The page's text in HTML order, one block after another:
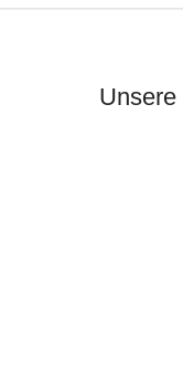
Unsere